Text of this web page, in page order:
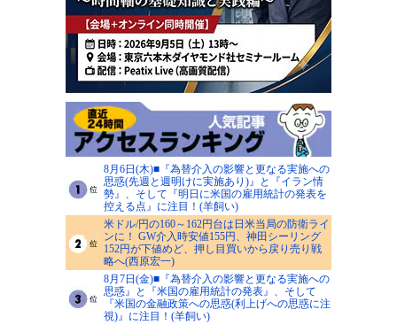
8月6日(木)■『為替介入の影響と更なる実施への
思惑(先週と週明けに実施あり)』と『イラン情
勢』、そして『明日に米国の雇用統計の発表を
控える点』に注目！(羊飼い)
米ドル/円の160～162円台は日米当局の防衛ライ
ンに！ GW介入時安値155円、神田シーリング
152円が下値めど、押し目買いから戻り売り戦
略へ(西原宏一)
8月7日(金)■『為替介入の影響と更なる実施への
思惑』と『米国の雇用統計の発表』、そして
『米国の金融政策への思惑(利上げへの思惑に注
視)』に注目！(羊飼い)